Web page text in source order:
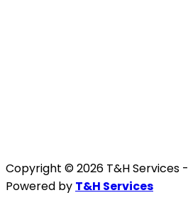
Copyright © 2026 T&H Services -
Powered by T&H Services